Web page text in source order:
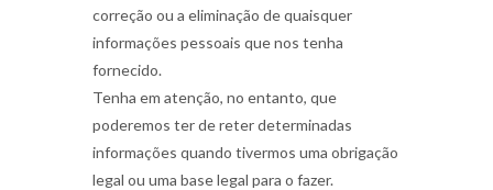
correção ou a eliminação de quaisquer
informações pessoais que nos tenha
fornecido.
Tenha em atenção, no entanto, que
poderemos ter de reter determinadas
informações quando tivermos uma obrigação
legal ou uma base legal para o fazer.